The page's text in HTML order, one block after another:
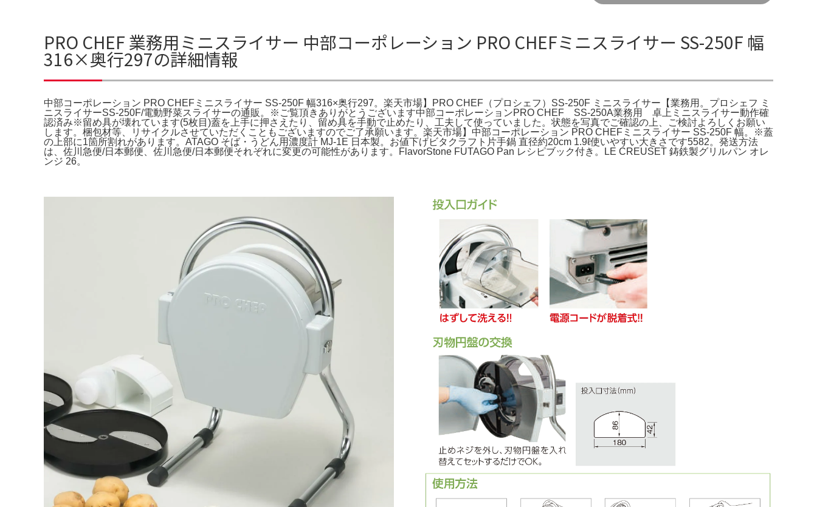
PRO CHEF 業務用ミニスライサー 中部コーポレーション PRO CHEFミニスライサー SS-250F 幅
316×奥行297の詳細情報
中部コーポレーション PRO CHEFミニスライサー SS-250F 幅316×奥行297。楽天市場】PRO CHEF（プロシェフ）SS-250F ミニスライサー【業務用。プロシェフ ミ
ニスライサーSS-250F/電動野菜スライサーの通販。※ご覧頂きありがとうございます中部コーポレーションPRO CHEF SS-250A業務用 卓上ミニスライサー動作確
認済み※留め具が壊れています(5枚目)蓋を上手に押さえたり、留め具を手動で止めたり、工夫して使っていました。状態を写真でご確認の上、ご検討よろしくお願い
します。梱包材等、リサイクルさせていただくこともございますのでご了承願います。楽天市場】中部コーポレーション PRO CHEFミニスライサー SS-250F 幅。※蓋
の上部に1箇所割れがあります。ATAGO そば・うどん用濃度計 MJ-1E 日本製。お値下げビタクラフト片手鍋 直径約20cm 1.9ℓ使いやすい大きさです5582。発送方法
は、佐川急便/日本郵便、佐川急便/日本郵便それぞれに変更の可能性があります。FlavorStone FUTAGO Pan レシピブック付き。LE CREUSET 鋳鉄製グリルパン オレ
ンジ 26。